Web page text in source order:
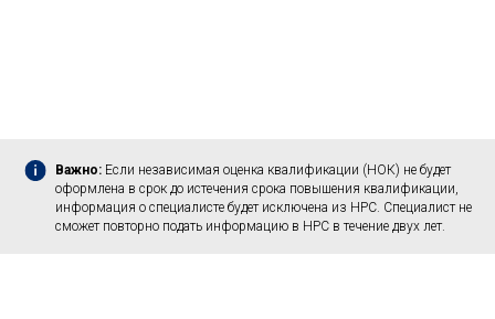
Важно: Если независимая оценка квалификации (НОК) не будет
оформлена в срок до истечения срока повышения квалификации,
информация о специалисте будет исключена из НРС. Специалист не
сможет повторно подать информацию в НРС в течение двух лет.